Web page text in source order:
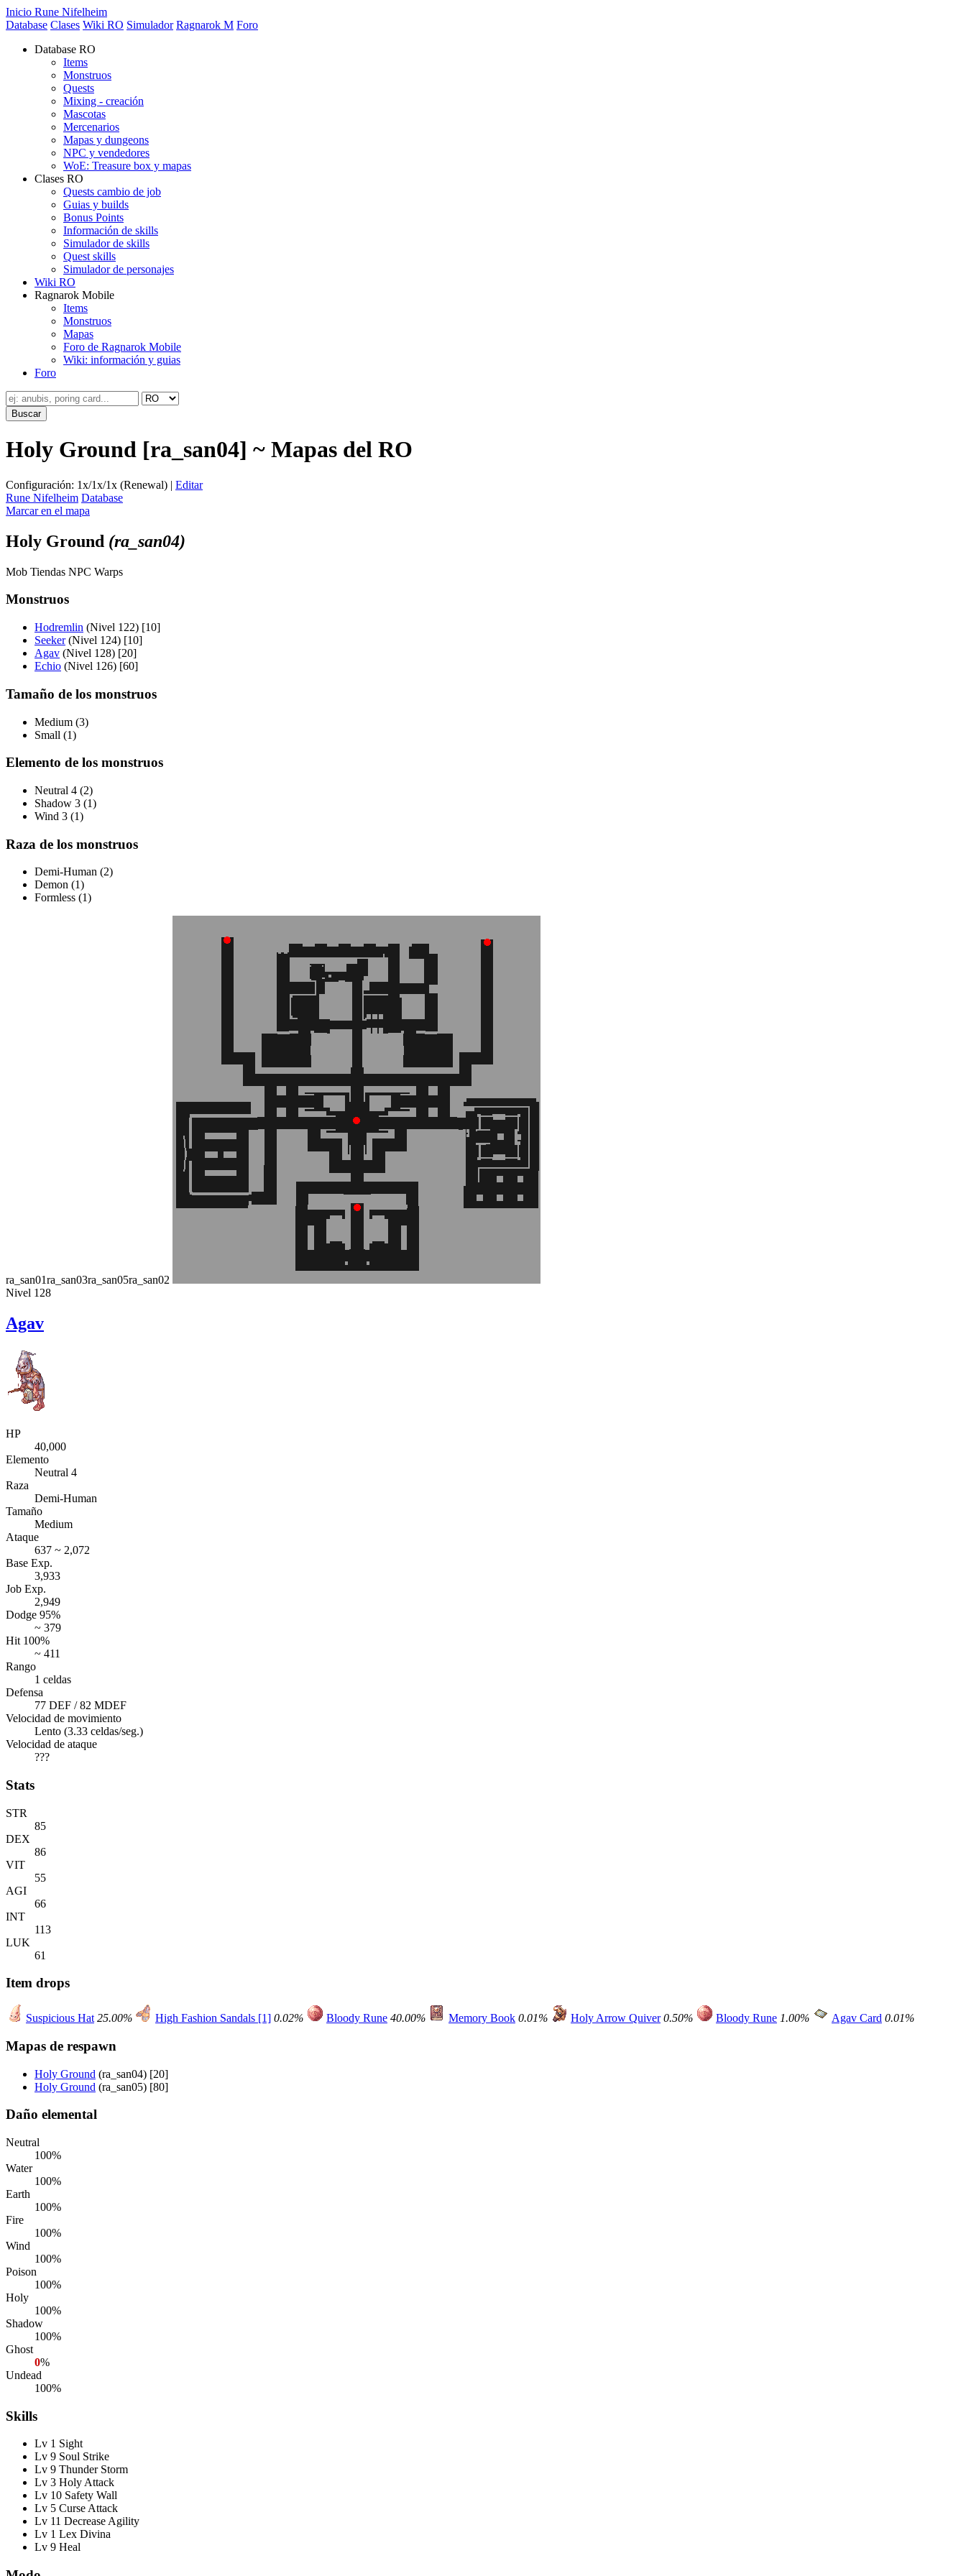
Inicio Rune Nifelheim
Database Clases Wiki RO Simulador Ragnarok M Foro
Database RO
Items
Monstruos
Quests
Mixing - creación
Mascotas
Mercenarios
Mapas y dungeons
NPC y vendedores
WoE: Treasure box y mapas
Clases RO
Quests cambio de job
Guias y builds
Bonus Points
Información de skills
Simulador de skills
Quest skills
Simulador de personajes
Wiki RO
Ragnarok Mobile
Items
Monstruos
Mapas
Foro de Ragnarok Mobile
Wiki: información y guias
Foro
Holy Ground [ra_san04] ~ Mapas del RO
Configuración: 1x/1x/1x (Renewal) | Editar
Rune Nifelheim Database
Marcar en el mapa
Holy Ground (ra_san04)
Mob Tiendas NPC Warps
Monstruos
Hodremlin (Nivel 122) [10]
Seeker(Nivel 124) [10]
Agav (Nivel 128) [20]
Echio (Nivel 126) [60]
Tamaño de los monstruos
Medium (3)
Small (1)
Elemento de los monstruos
Neutral 4 (2)
Shadow 3 (1)
Wind 3 (1)
Raza de los monstruos
Demi-Human (2)
Demon (1)
Formless (1)
ra_san01ra_san03ra_san05ra_san02
Nivel 128
Agav
HP
40,000
Elemento
Neutral 4
Raza
Demi-Human
Tamaño
Medium
Ataque
637 ~ 2,072
Base Exp.
3,933
Job Exp.
2,949
Dodge 95%
~ 379
Hit 100%
~ 411
Rango
1 celdas
Defensa
77 DEF / 82 MDEF
Velocidad de movimiento
Lento (3.33 celdas/seg.)
Velocidad de ataque
???
Stats
STR
85
DEX
86
VIT
55
AGI
66
INT
113
LUK
61
Item drops
Suspicious Hat 25.00% High Fashion Sandals [1] 0.02% Bloody Rune 40.00% Memory Book 0.01% Holy Arrow Quiver 0.50% Bloody Rune 1.00% Agav Card 0.01%
Mapas de respawn
Holy Ground (ra_san04) [20]
Holy Ground (ra_san05) [80]
Daño elemental
Neutral
100%
Water
100%
Earth
100%
Fire
100%
Wind
100%
Poison
100%
Holy
100%
Shadow
100%
Ghost
0%
Undead
100%
Skills
Lv 1 Sight
Lv 9 Soul Strike
Lv 9 Thunder Storm
Lv 3 Holy Attack
Lv 10 Safety Wall
Lv 5 Curse Attack
Lv 11 Decrease Agility
Lv 1 Lex Divina
Lv 9 Heal